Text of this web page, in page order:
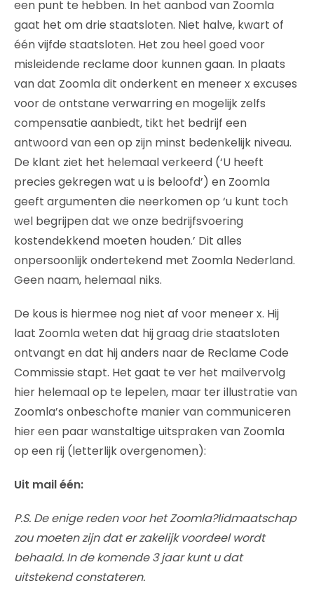
een punt te hebben. In het aanbod van Zoomla
gaat het om drie staatsloten. Niet halve, kwart of
één vijfde staatsloten. Het zou heel goed voor
misleidende reclame door kunnen gaan. In plaats
van dat Zoomla dit onderkent en meneer x excuses
voor de ontstane verwarring en mogelijk zelfs
compensatie aanbiedt, tikt het bedrijf een
antwoord van een op zijn minst bedenkelijk niveau.
De klant ziet het helemaal verkeerd (‘U heeft
precies gekregen wat u is beloofd’) en Zoomla
geeft argumenten die neerkomen op ‘u kunt toch
wel begrijpen dat we onze bedrijfsvoering
kostendekkend moeten houden.’ Dit alles
onpersoonlijk ondertekend met Zoomla Nederland.
Geen naam, helemaal niks.
De kous is hiermee nog niet af voor meneer x. Hij
laat Zoomla weten dat hij graag drie staatsloten
ontvangt en dat hij anders naar de Reclame Code
Commissie stapt. Het gaat te ver het mailvervolg
hier helemaal op te lepelen, maar ter illustratie van
Zoomla’s onbeschofte manier van communiceren
hier een paar wanstaltige uitspraken van Zoomla
op een rij (letterlijk overgenomen):
Uit mail één:
P.S. De enige reden voor het Zoomla?lidmaatschap
zou moeten zijn dat er zakelijk voordeel wordt
behaald. In de komende 3 jaar kunt u dat
uitstekend constateren.